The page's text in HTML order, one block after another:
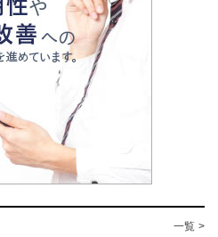
一覧 >